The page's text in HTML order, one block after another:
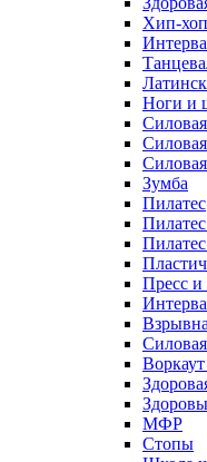
Хип-хоп
Ноги и
Зумба
Пилатес
Пресс
МФР
Стопы